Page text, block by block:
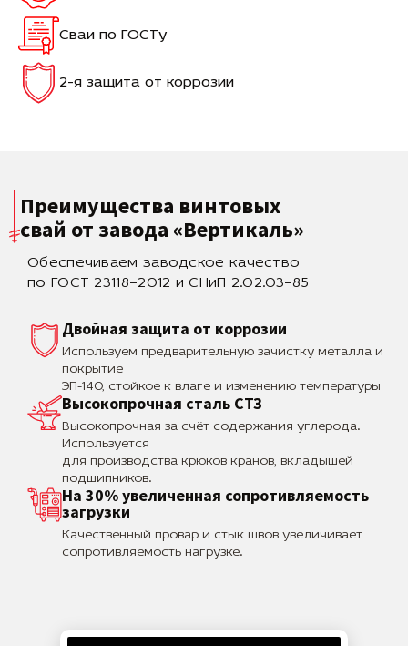
Сваи по ГОСТу
2-я защита от коррозии
Преимущества винтовых
свай от завода «Вертикаль»
Обеспечиваем заводское качество
по ГОСТ 23118–2012 и СНиП 2.02.03–85
Двойная защита от коррозии
Используем предварительную зачистку металла и
покрытие
ЭП-140, стойкое к влаге и изменению температуры
Высокопрочная сталь СТЗ
Высокопрочная за счёт содержания углерода.
Используется
для производства крюков кранов, вкладышей
подшипников.
На 30% увеличенная сопротивляемость
загрузки
Качественный провар и стык швов увеличивает
сопротивляемость нагрузке.